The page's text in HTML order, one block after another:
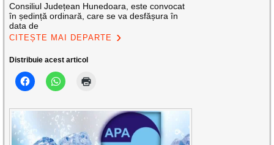
Consiliul Județean Hunedoara, este convocat
în ședință ordinară, care se va desfășura în
data de
CITEȘTE MAI DEPARTE
Distribuie acest articol